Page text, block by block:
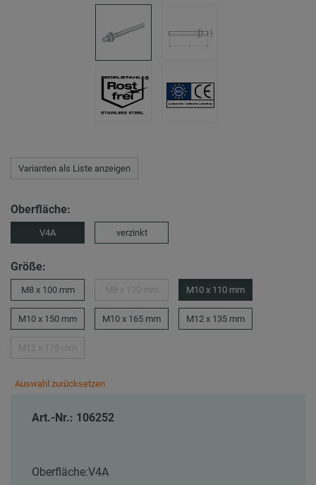
Varianten als Liste anzeigen
Oberfläche:
V4A verzinkt
Größe:
M8 x 100 mm M10 x 110 mm
M10 x 150 mm M10 x 165 mm M12 x 135 mm
Auswahl zurücksetzen
Art.-Nr.: 106252
Oberfläche:V4A